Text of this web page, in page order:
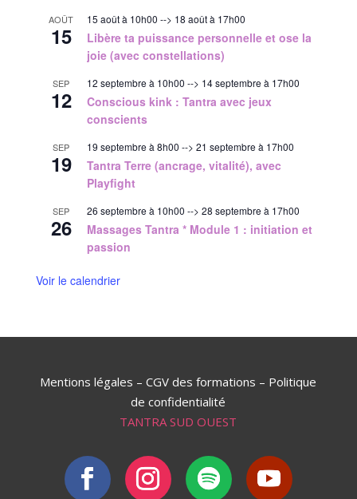
AOÛT
15
15 août à 10h00 --> 18 août à 17h00
Libère ta puissance personnelle et ose la
joie (avec constellations)
SEP
12
12 septembre à 10h00 --> 14 septembre à 17h00
Conscious kink : Tantra avec jeux
conscients
SEP
19
19 septembre à 8h00 --> 21 septembre à 17h00
Tantra Terre (ancrage, vitalité), avec
Playfight
SEP
26
26 septembre à 10h00 --> 28 septembre à 17h00
Massages Tantra * Module 1 : initiation et
passion
Voir le calendrier
Mentions légales –CGV des formations – Politique
de confidentialité
TANTRA SUD OUEST